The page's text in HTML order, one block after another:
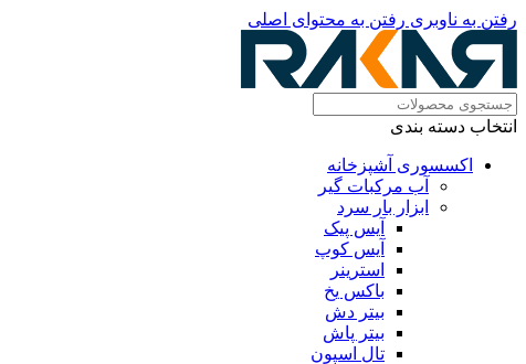
رفتن به ناوبری رفتن به محتوای اصلی
انتخاب دسته بندی
اکسسوری آشپزخانه
آب مرکبات گیر
ابزار بار سرد
آیس پیک
آیس کوپ
استرینر
باکس یخ
بیتر دش
بیتر پاش
تال اسپون